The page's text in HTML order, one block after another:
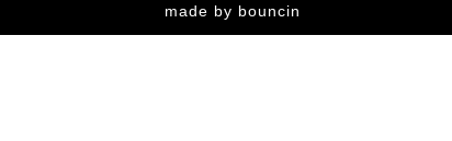
made by bouncin